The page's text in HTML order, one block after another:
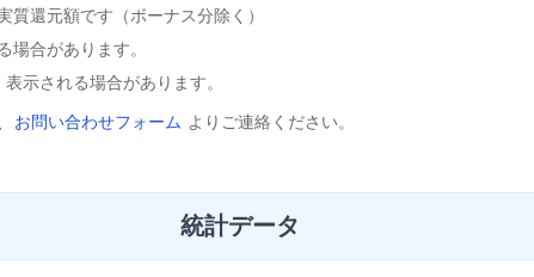
還元額です（ボーナス分除く）
合があります。
示される場合があります。
お問い合わせフォーム よりご連絡ください。
統計データ